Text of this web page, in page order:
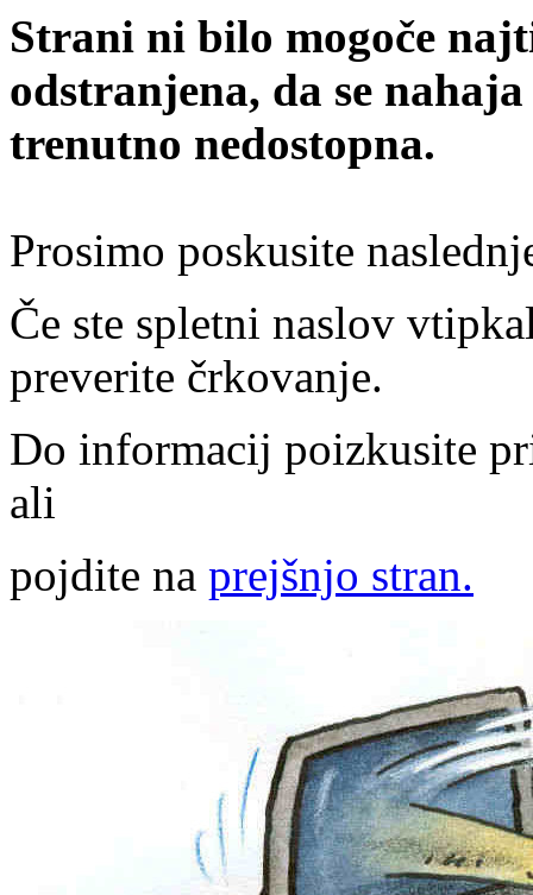
Strani ni bilo mogoče
odstranjena, da se
trenutno nedostopna.
Prosimo poskusite
Če ste spletni naslov
preverite črkovanje.
Do informacij poizkusite
ali
pojdite na prejšnjo stran.